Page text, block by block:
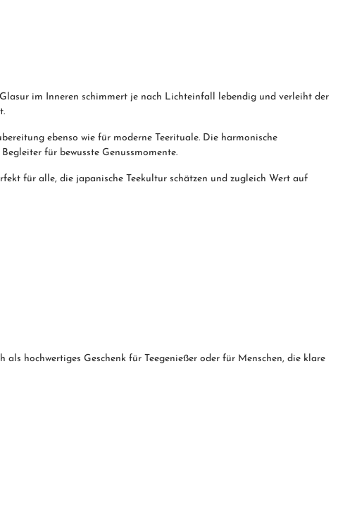
im Inneren schimmert je nach Lichteinfall lebendig und verleiht der
ebenso wie für moderne Teerituale. Die harmonische
für bewusste Genussmomente.
für alle, die japanische Teekultur schätzen und zugleich Wert auf
hochwertiges Geschenk für Teegenießer oder für Menschen, die klare